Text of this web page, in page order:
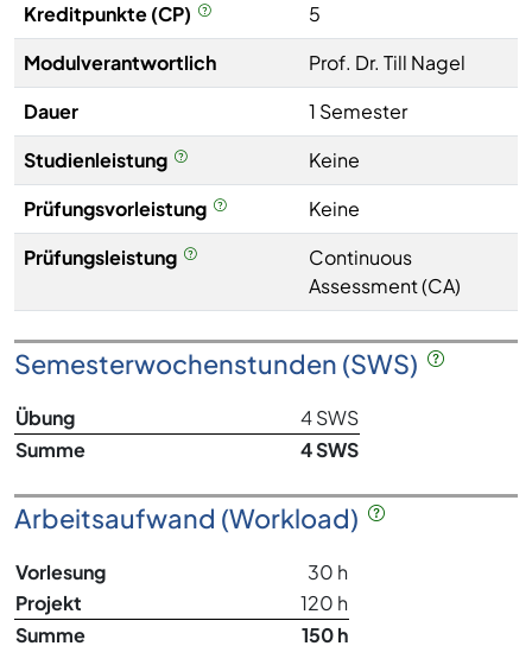
Kreditpunkte (CP)
5
Modulverantwortlich
Prof. Dr. Till Nagel
Dauer
1 Semester
Studienleistung
Keine
Prüfungsvorleistung
Keine
Prüfungsleistung
Continuous
Assessment (CA)
Semesterwochenstunden (SWS)
Übung
4 SWS
Summe
4 SWS
Arbeitsaufwand (Workload)
Vorlesung
30 h
Projekt
120 h
Summe
150 h